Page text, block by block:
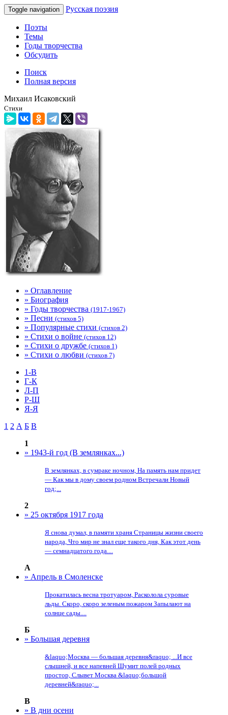
Toggle navigation Русская поэзия
Поэты
Темы
Годы творчества
Обсудить
Поиск
Полная версия
Михаил Исаковский
Стихи
» Оглавление
» Биография
» Годы творчества (1917-1967)
» Песни (стихов 5)
» Популярные стихи (стихов 2)
» Стихи о войне (стихов 12)
» Стихи о дружбе (стихов 1)
» Стихи о любви (стихов 7)
1-В
Г-К
Л-П
Р-Ш
Я-Я
1 2 А Б В
1
» 1943-й год (В землянках...)
В землянках, в сумраке ночном, На память нам придет
— Как мы в дому своем родном Встречали Новый
год;...
2
» 25 октября 1917 года
Я снова думал, в памяти храня Страницы жизни своего
народа, Что мир не знал еще такого дня, Как этот день
— семнадцатого года....
А
» Апрель в Смоленске
Прокатилась весна тротуаром, Расколола суровые
льды. Скоро, скоро зеленым пожаром Запылают на
солнце сады....
Б
» Большая деревня
&laquo;Москва — большая деревня&raquo; ...И все
слышней, и все напевней Шумит полей родных
простор, Слывет Москва &laquo;большой
деревней&raquo;...
В
» В дни осени